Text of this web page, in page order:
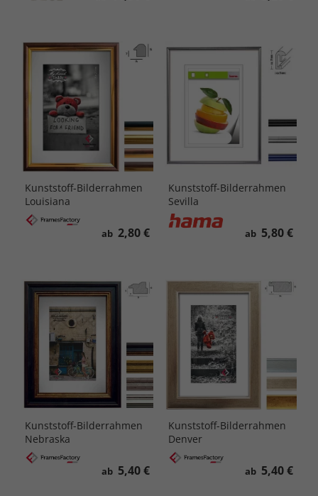
Kunststoff-Bilderrahmen
Louisiana
ab 2,80 €
Kunststoff-Bilderrahmen
Sevilla
ab 5,80 €
Kunststoff-Bilderrahmen
Nebraska
ab 5,40 €
Kunststoff-Bilderrahmen
Denver
ab 5,40 €